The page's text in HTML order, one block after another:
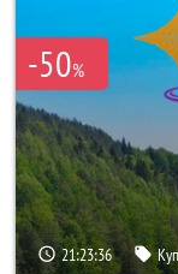
-50%
21:23:35